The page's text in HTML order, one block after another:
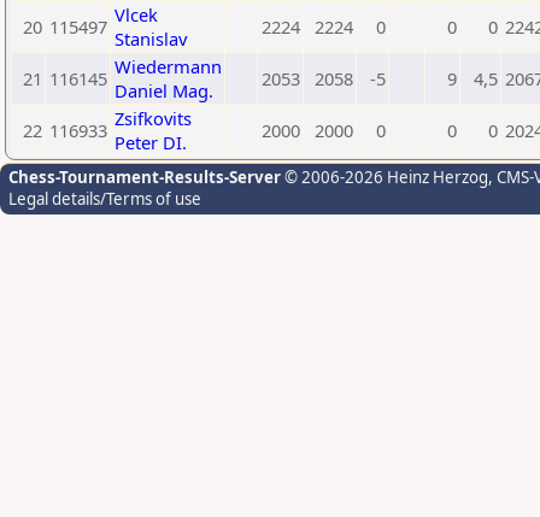
20 115497 Vlcek
Stanislav
2224 2224 0 0 0
21 116145 Wiedermann
Daniel Mag.
2053 2058 -5 9 4,5
22 116933 Zsifkovits
Peter DI.
2000 2000 0 0 0
Chess-Tournament-Results-Server© 2006-2026 Heinz Herzog,
Legal details/Terms of use